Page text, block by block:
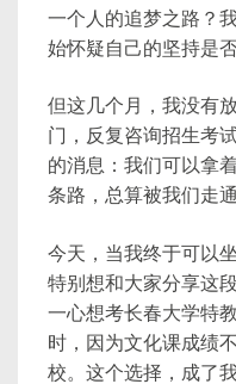
一个人的追梦之路？
始怀疑自己的坚持是
但这几个月，我没有
门，反复咨询招生考
的消息：我们可以拿
条路，总算被我们走通
今天，当我终于可以
特别想和大家分享这
一心想考长春大学特
时，因为文化课成绩
校。这个选择，成了